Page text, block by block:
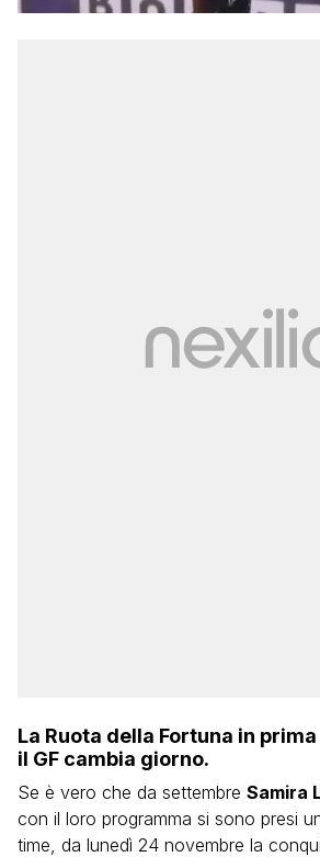
La Ruota della Fortuna in
il GF cambia giorno.
Se è vero che da settembre Samira
con il loro programma si sono presi
time, da lunedì 24 novembre la